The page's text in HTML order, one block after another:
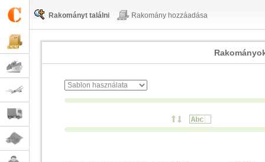
Rakományt találni Rakomány hozzáadása